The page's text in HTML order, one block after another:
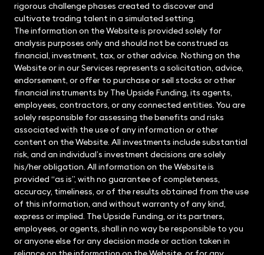
rigorous challenge phases created to discover and
cultivate trading talent in a simulated setting.
The information on the Website is provided solely for
analysis purposes only and should not be construed as
financial, investment, tax, or other advice. Nothing on the
Website or in our Services represents a solicitation, advice,
endorsement, or offer to purchase or sell stocks or other
financial instruments by The Upside Funding, its agents,
employees, contractors, or any connected entities. You are
solely responsible for assessing the benefits and risks
associated with the use of any information or other
content on the Website. All investments include substantial
risk, and an individual’s investment decisions are solely
his/her obligation. All information on the Website is
provided “as is”, with no guarantee of completeness,
accuracy, timeliness, or of the results obtained from the use
of this information, and without warranty of any kind,
express or implied. The Upside Funding, or its partners,
employees, or agents, shall in no way be responsible to you
or anyone else for any decision made or action taken in